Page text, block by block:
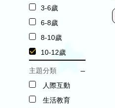
3-6歲
6-8歲
8-10歲
10-12歲
主題分類
人際互動
生活教育